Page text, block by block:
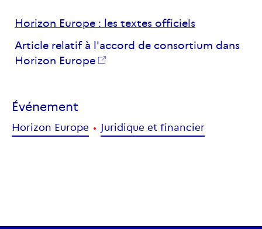
Horizon Europe : les textes officiels
Article relatif à l'accord de consortium dans
Horizon Europe
Événement
Horizon Europe Juridique et financier